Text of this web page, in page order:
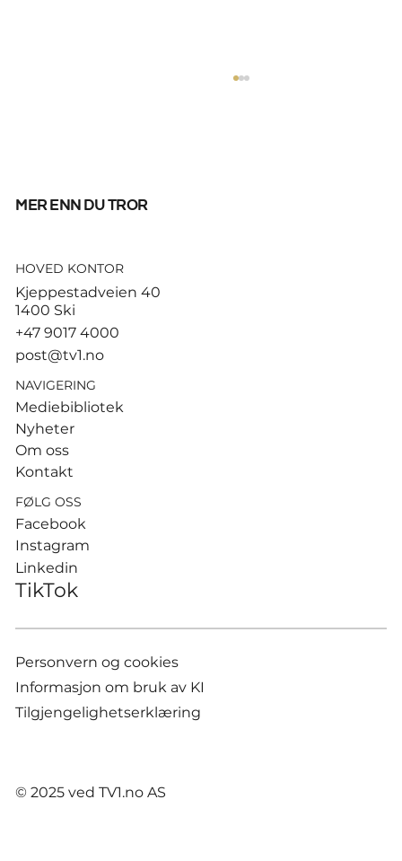
God start for de norske
Hamburg
mer enn du tror
HOVED KONTOR
Kjeppestadveien 40
1400 Ski
+47 9017 4000
post@tv1.no
NAVIGERING
Mediebibliotek
Nyheter
Om oss
Kontakt
FØLG OSS
Facebook
Instagram
Linkedin
TikTok
Personvern og cookies
Informasjon om bruk av KI
Tilgjengelighetserklæring
© 2025 ved TV1.no AS